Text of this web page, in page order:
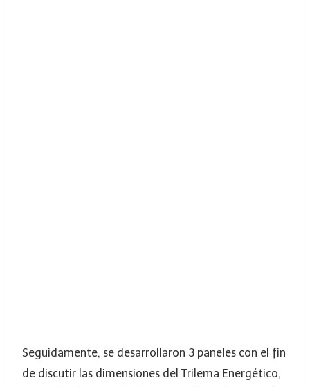
Seguidamente, se desarrollaron 3 paneles con el fin
de discutir las dimensiones del Trilema Energético,